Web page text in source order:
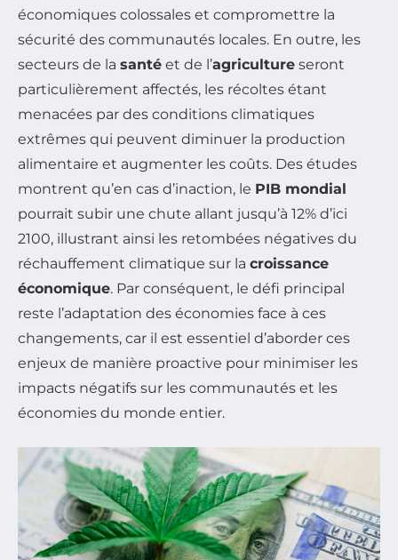
économiques colossales et compromettre la
sécurité des communautés locales. En outre, les
secteurs de la santé et de l’agriculture seront
particulièrement affectés, les récoltes étant
menacées par des conditions climatiques
extrêmes qui peuvent diminuer la production
alimentaire et augmenter les coûts. Des études
montrent qu’en cas d’inaction, le PIB mondial
pourrait subir une chute allant jusqu’à 12% d’ici
2100, illustrant ainsi les retombées négatives du
réchauffement climatique sur la croissance
économique. Par conséquent, le défi principal
reste l’adaptation des économies face à ces
changements, car il est essentiel d’aborder ces
enjeux de manière proactive pour minimiser les
impacts négatifs sur les communautés et les
économies du monde entier.